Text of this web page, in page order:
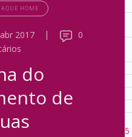
2022/2023
PAA
PAA
Letivo 2024/2025
HOME
2017 |
0
do
de